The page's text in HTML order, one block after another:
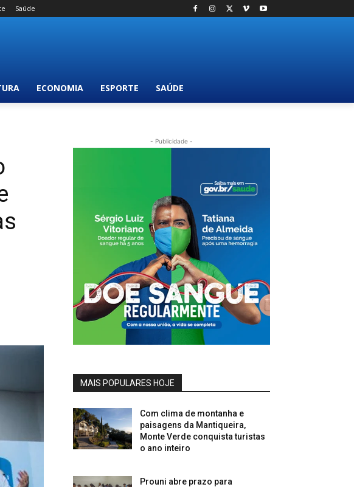
Saúde
ECONOMIA ESPORTE SAÚDE
- Publicidade -
MAIS POPULARES HOJE
Com clima de montanha e
paisagens da Mantiqueira,
Monte Verde conquista turistas
o ano inteiro
Prouni abre prazo para